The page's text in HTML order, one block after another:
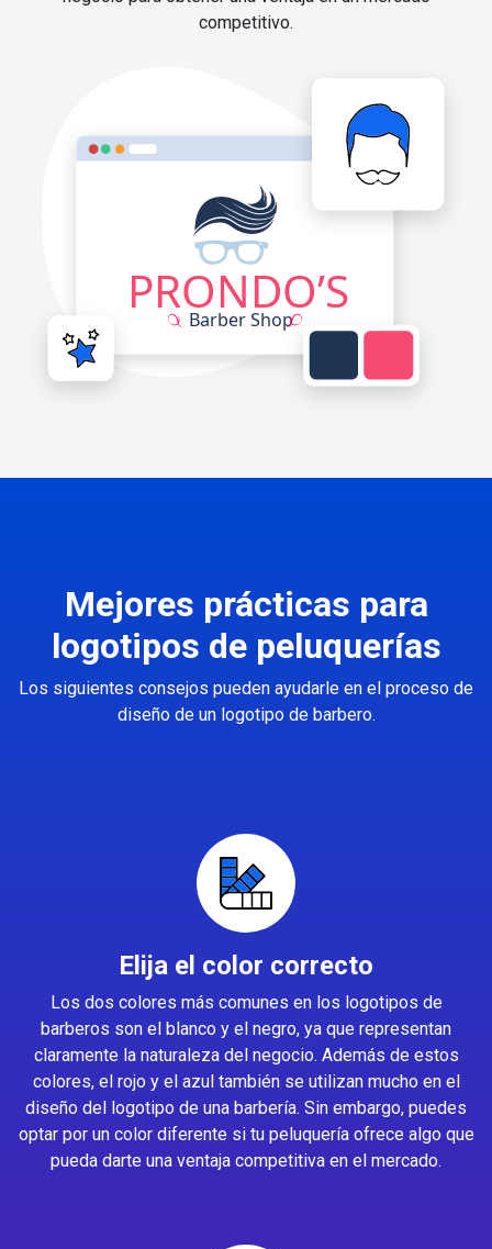
competitivo.
Mejores prácticas para
logotipos de peluquerías
Los siguientes consejos pueden ayudarle en el proceso de
diseño de un logotipo de barbero.
Elija el color correcto
Los dos colores más comunes en los logotipos de
barberos son el blanco y el negro, ya que representan
claramente la naturaleza del negocio. Además de estos
colores, el rojo y el azul también se utilizan mucho en el
diseño del logotipo de una barbería. Sin embargo, puedes
optar por un color diferente si tu peluquería ofrece algo que
pueda darte una ventaja competitiva en el mercado.